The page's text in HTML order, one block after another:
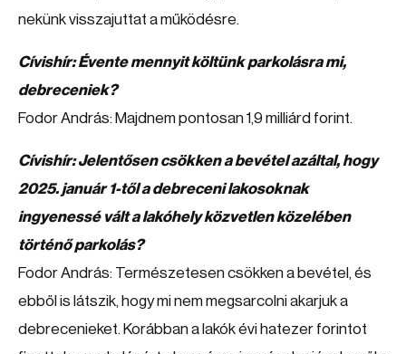
nekünk visszajuttat a működésre.
Cívishír: Évente mennyit költünk parkolásra mi,
debreceniek?
Fodor András: Majdnem pontosan 1,9 milliárd forint.
Cívishír: Jelentősen csökken a bevétel azáltal, hogy
2025. január 1-től a debreceni lakosoknak
ingyenessé vált a lakóhely közvetlen közelében
történő parkolás?
Fodor András: Természetesen csökken a bevétel, és
ebből is látszik, hogy mi nem megsarcolni akarjuk a
debrecenieket. Korábban a lakók évi hatezer forintot